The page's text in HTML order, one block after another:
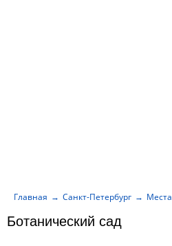
Ботанический сад
Главная Санкт-Петербург Места